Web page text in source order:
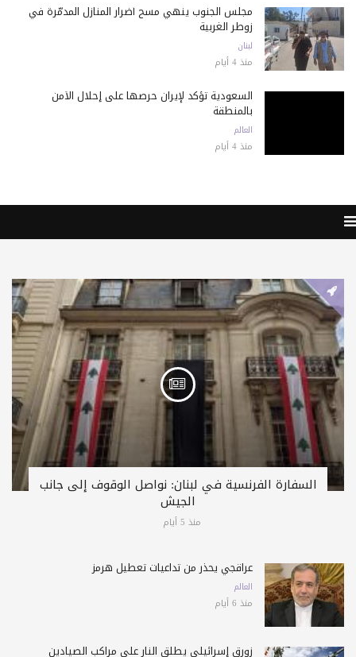
مجلس الجنوب ينهي مسح أضرار المنازل المدمّرة في
زوطر الغربية
لبنان
منذ 4 أيام
السعودية تؤكد لإيران حرصها على إحلال الأمن
بالمنطقة
العالم
منذ 4 أيام
السفارة الفرنسية في لبنان: نواصل الوقوف إلى جانب
الجيش
منذ 5 أيام
عراقجي يحذّر من تداعيات تعطيل هرمز
العالم
منذ 6 أيام
زورق إسرائيلي يطلق النار على مراكب الصيادين